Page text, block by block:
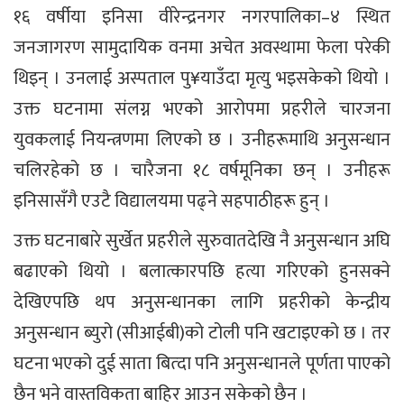
१६ वर्षीया इनिसा वीरेन्द्रनगर नगरपालिका–४ स्थित
जनजागरण सामुदायिक वनमा अचेत अवस्थामा फेला परेकी
थिइन् । उनलाई अस्पताल पु¥याउँदा मृत्यु भइसकेको थियो ।
उक्त घटनामा संलग्न भएको आरोपमा प्रहरीले चारजना
युवकलाई नियन्त्रणमा लिएको छ । उनीहरूमाथि अनुसन्धान
चलिरहेको छ । चारैजना १८ वर्षमूनिका छन् । उनीहरू
इनिसासँगै एउटै विद्यालयमा पढ्ने सहपाठीहरू हुन् ।
उक्त घटनाबारे सुर्खेत प्रहरीले सुरुवातदेखि नै अनुसन्धान अघि
बढाएको थियो । बलात्कारपछि हत्या गरिएको हुनसक्ने
देखिएपछि थप अनुसन्धानका लागि प्रहरीको केन्द्रीय
अनुसन्धान ब्युरो (सीआईबी)को टोली पनि खटाइएको छ । तर
घटना भएको दुई साता बित्दा पनि अनुसन्धानले पूर्णता पाएको
छैन भने वास्तविकता बाहिर आउन सकेको छैन ।